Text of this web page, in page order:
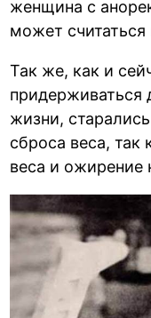
женщина с
может считаться
Так же, как и
придерживаться
жизни,
сброса веса,
веса и ожирение